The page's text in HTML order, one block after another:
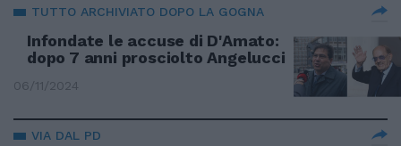
TUTTO ARCHIVIATO DOPO LA GOGNA
Infondate le accuse di D'Amato:
dopo 7 anni prosciolto Angelucci
06/11/2024
VIA DAL PD